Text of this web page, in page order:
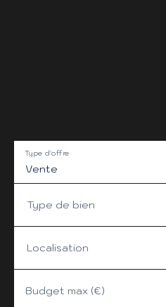
Vente
Type d'offre
Type de bien
Localisation
Budget max (€)